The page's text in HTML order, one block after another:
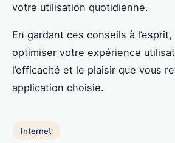
votre utilisation quotidienne.
En gardant ces conseils à
optimiser votre expérience
l’efficacité et le plaisir que vous
application choisie.
Internet